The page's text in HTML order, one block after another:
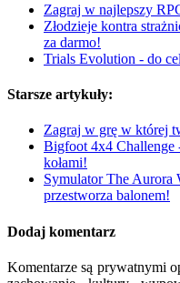
Zagraj w najlepszy
Złodzieje kontra
za darmo!
Trials Evolution - do
Starsze artykuły:
Zagraj w grę w której
Bigfoot 4x4 Challenge
kołami!
Symulator The Aurora
przestworza balonem!
Dodaj komentarz
Komentarze są prywatnymi